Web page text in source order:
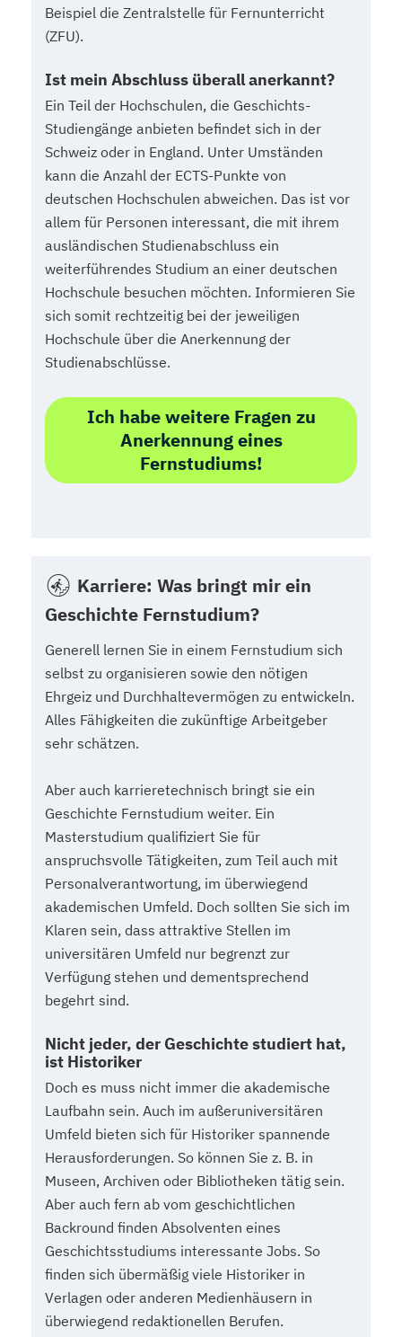
Beispiel die Zentralstelle für Fernunterricht
(ZFU).
Ist mein Abschluss überall anerkannt?
Ein Teil der Hochschulen, die Geschichts-
Studiengänge anbieten befindet sich in der
Schweiz oder in England. Unter Umständen
kann die Anzahl der ECTS-Punkte von
deutschen Hochschulen abweichen. Das ist vor
allem für Personen interessant, die mit ihrem
ausländischen Studienabschluss ein
weiterführendes Studium an einer deutschen
Hochschule besuchen möchten. Informieren Sie
sich somit rechtzeitig bei der jeweiligen
Hochschule über die Anerkennung der
Studienabschlüsse.
Ich habe weitere Fragen zu
Anerkennung eines
Fernstudiums!
Karriere: Was bringt mir ein
Geschichte Fernstudium?
Generell lernen Sie in einem Fernstudium sich
selbst zu organisieren sowie den nötigen
Ehrgeiz und Durchhaltevermögen zu entwickeln.
Alles Fähigkeiten die zukünftige Arbeitgeber
sehr schätzen.
Aber auch karrieretechnisch bringt sie ein
Geschichte Fernstudium weiter. Ein
Masterstudium qualifiziert Sie für
anspruchsvolle Tätigkeiten, zum Teil auch mit
Personalverantwortung, im überwiegend
akademischen Umfeld. Doch sollten Sie sich im
Klaren sein, dass attraktive Stellen im
universitären Umfeld nur begrenzt zur
Verfügung stehen und dementsprechend
begehrt sind.
Nicht jeder, der Geschichte studiert hat,
ist Historiker
Doch es muss nicht immer die akademische
Laufbahn sein. Auch im außeruniversitären
Umfeld bieten sich für Historiker spannende
Herausforderungen. So können Sie z. B. in
Museen, Archiven oder Bibliotheken tätig sein.
Aber auch fern ab vom geschichtlichen
Backround finden Absolventen eines
Geschichtsstudiums interessante Jobs. So
finden sich übermäßig viele Historiker in
Verlagen oder anderen Medienhäusern in
überwiegend redaktionellen Berufen.